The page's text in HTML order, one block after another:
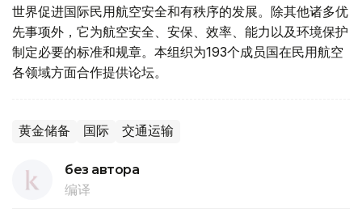
世界促进国际民用航空安全和有秩序的发展。除其他诸多优
先事项外，它为航空安全、安保、效率、能力以及环境保护
制定必要的标准和规章。本组织为193个成员国在民用航空
各领域方面合作提供论坛。
黄金储备 国际 交通运输
без автора
编译